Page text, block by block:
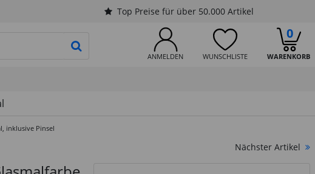
Top Preise für über 50.000 Artikel
ANMELDEN WUNSCHLISTE WARENKORB
0
PRODUKTSUCHE STARTEN
inklusive Pinsel
Nächster Artikel